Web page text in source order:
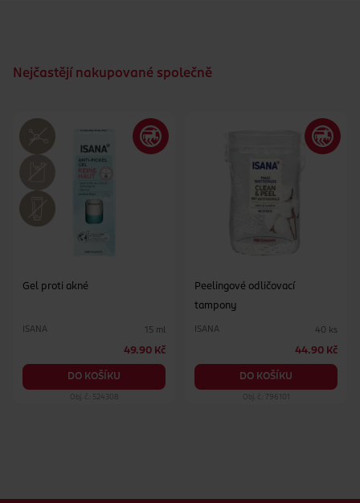
Nejčastějí nakupované společně
Gel proti akné
ISANA 15 ml
49.90 Kč
DO KOŠÍKU
Obj. č.: 524308
Peelingové odličovací
tampony
ISANA 40 ks
44.90 Kč
DO KOŠÍKU
Obj. č.: 796101